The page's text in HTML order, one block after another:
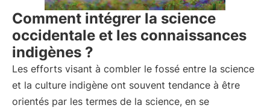
Comment intégrer la science
occidentale et les connaissances
indigènes ?
Les efforts visant à combler le fossé entre la science
et la culture indigène ont souvent tendance à être
orientés par les termes de la science, en se